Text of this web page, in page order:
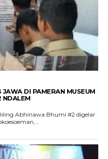
DI PAMERAN MUSEUM
NDALEM
Abhinawa Bhumi #2 digelar